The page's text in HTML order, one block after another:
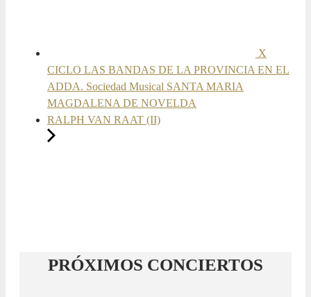
X
CICLO LAS BANDAS DE LA PROVINCIA EN EL
ADDA. Sociedad Musical SANTA MARIA
MAGDALENA DE NOVELDA
RALPH VAN RAAT (II)
PRÓXIMOS CONCIERTOS